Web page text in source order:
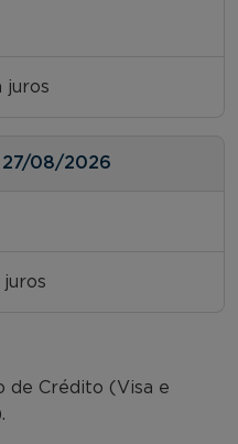
juros
27/08/2026
de Crédito (Visa e